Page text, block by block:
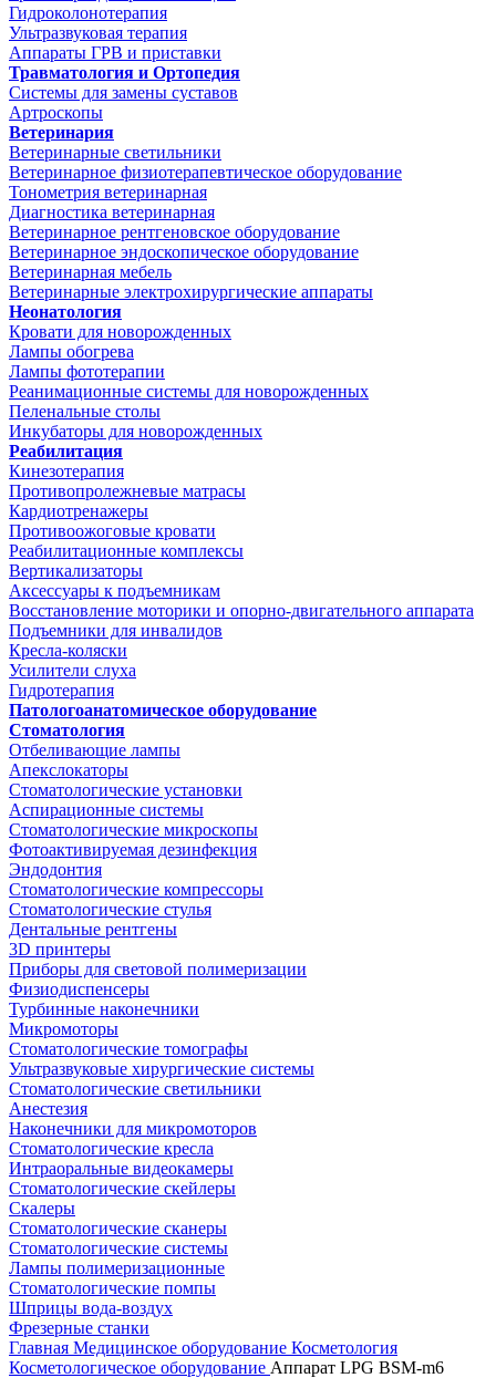
Гидроколонотерапия
Ультразвуковая терапия
Аппараты ГРВ и приставки
Травматология и Ортопедия
Системы для замены суставов
Артроскопы
Ветеринария
Ветеринарные светильники
Ветеринарное физиотерапевтическое оборудование
Тонометрия ветеринарная
Диагностика ветеринарная
Ветеринарное рентгеновское оборудование
Ветеринарное эндоскопическое оборудование
Ветеринарная мебель
Ветеринарные электрохирургические аппараты
Неонатология
Кровати для новорожденных
Лампы обогрева
Лампы фототерапии
Реанимационные системы для новорожденных
Пеленальные столы
Инкубаторы для новорожденных
Реабилитация
Кинезотерапия
Противопролежневые матрасы
Кардиотренажеры
Противоожоговые кровати
Реабилитационные комплексы
Вертикализаторы
Аксессуары к подъемникам
Восстановление моторики и опорно-двигательного аппарата
Подъемники для инвалидов
Кресла-коляски
Усилители слуха
Гидротерапия
Патологоанатомическое оборудование
Стоматология
Отбеливающие лампы
Апекслокаторы
Стоматологические установки
Аспирационные системы
Стоматологические микроскопы
Фотоактивируемая дезинфекция
Эндодонтия
Стоматологические компрессоры
Стоматологические стулья
Дентальные рентгены
3D принтеры
Приборы для световой полимеризации
Физиодиспенсеры
Турбинные наконечники
Микромоторы
Стоматологические томографы
Ультразвуковые хирургические системы
Стоматологические светильники
Анестезия
Наконечники для микромоторов
Стоматологические кресла
Интраоральные видеокамеры
Стоматологические скейлеры
Скалеры
Стоматологические сканеры
Стоматологические системы
Лампы полимеризационные
Стоматологические помпы
Шприцы вода-воздух
Фрезерные станки
Главная Медицинское оборудование Косметология
Косметологическое оборудование Аппарат LPG BSM-m6